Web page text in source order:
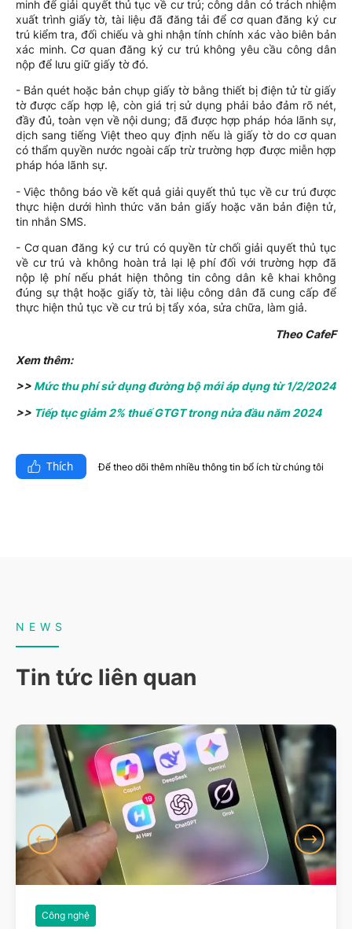
minh để giải quyết thủ tục về cư trú; công dân có trách nhiệm
xuất trình giấy tờ, tài liệu đã đăng tải để cơ quan đăng ký cư
trú kiểm tra, đối chiếu và ghi nhận tính chính xác vào biên bản
xác minh. Cơ quan đăng ký cư trú không yêu cầu công dân
nộp để lưu giữ giấy tờ đó.
- Bản quét hoặc bản chụp giấy tờ bằng thiết bị điện tử từ giấy
tờ được cấp hợp lệ, còn giá trị sử dụng phải bảo đảm rõ nét,
đầy đủ, toàn vẹn về nội dung; đã được hợp pháp hóa lãnh sự,
dịch sang tiếng Việt theo quy định nếu là giấy tờ do cơ quan
có thẩm quyền nước ngoài cấp trừ trường hợp được miễn hợp
pháp hóa lãnh sự.
- Việc thông báo về kết quả giải quyết thủ tục về cư trú được
thực hiện dưới hình thức văn bản giấy hoặc văn bản điện tử,
tin nhắn SMS.
- Cơ quan đăng ký cư trú có quyền từ chối giải quyết thủ tục
về cư trú và không hoàn trả lại lệ phí đối với trường hợp đã
nộp lệ phí nếu phát hiện thông tin công dân kê khai không
đúng sự thật hoặc giấy tờ, tài liệu công dân đã cung cấp để
thực hiện thủ tục về cư trú bị tẩy xóa, sửa chữa, làm giả.
Theo CafeF
Xem thêm:
>> Mức thu phí sử dụng đường bộ mới áp dụng từ 1/2/2024
>> Tiếp tục giảm 2% thuế GTGT trong nửa đầu năm 2024
Thích Để theo dõi thêm nhiều thông tin bổ ích từ chúng tôi​
NEWS
Tin tức liên quan
Công nghệ